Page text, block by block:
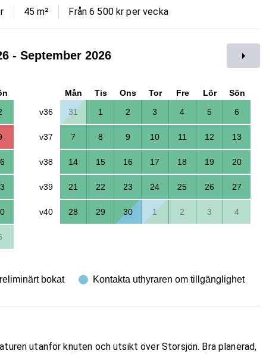
45 m² Från 6 500 kr per vecka
- September 2026
Mån Tis Ons Tor Fre Lör
Sön
v36
31 1 2 3 4 5 6
v37 7 8 9 10 11 12 13
v38 14 15 16 17 18 19 20
v39 21 22 23 24 25 26 27
v40 28 29 30 1 2 3 4
bokat Kontakta uthyraren om tillgänglighet
utanför knuten och utsikt över Storsjön. Bra planerad,